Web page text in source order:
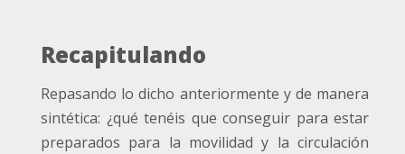
Recapitulando
Repasando lo dicho anteriormente y de manera
sintética: ¿qué tenéis que conseguir para estar
preparados para la movilidad y la circulación